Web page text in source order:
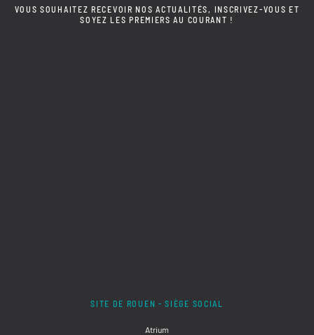
VOUS SOUHAITEZ RECEVOIR NOS ACTUALITÉS, INSCRIVEZ-VOUS ET
SOYEZ LES PREMIERS AU COURANT !
SITE DE ROUEN - SIÈGE SOCIAL
Atrium